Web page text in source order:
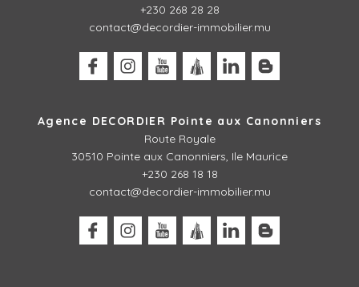
+230 268 28 28
contact@decordier-immobilier.mu
Agence DECORDIER Pointe aux Canonniers
Route Royale
30510 Pointe aux Canonniers, Ile Maurice
+230 268 18 18
contact@decordier-immobilier.mu